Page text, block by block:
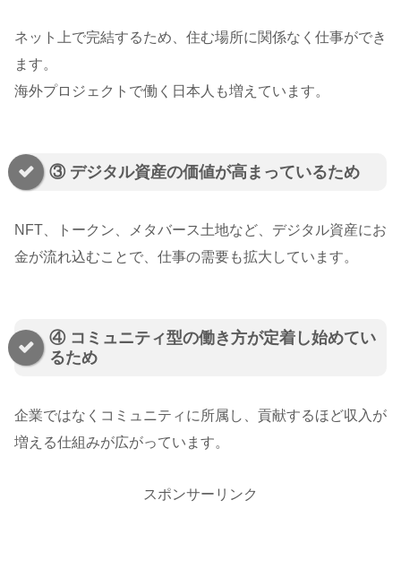
ネット上で完結するため、住む場所に関係なく仕事ができ
ます。
海外プロジェクトで働く日本人も増えています。
③ デジタル資産の価値が高まっているため
NFT、トークン、メタバース土地など、デジタル資産にお
金が流れ込むことで、仕事の需要も拡大しています。
④ コミュニティ型の働き方が定着し始めてい
るため
企業ではなくコミュニティに所属し、貢献するほど収入が
増える仕組みが広がっています。
スポンサーリンク